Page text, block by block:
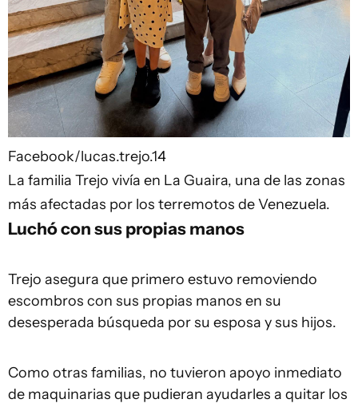
Facebook/lucas.trejo.14
La familia Trejo vivía en La Guaira, una de las zonas
más afectadas por los terremotos de Venezuela.
Luchó con sus propias manos
Trejo asegura que primero estuvo removiendo
escombros con sus propias manos en su
desesperada búsqueda por su esposa y sus hijos.
Como otras familias, no tuvieron apoyo inmediato
de maquinarias que pudieran ayudarles a quitar los